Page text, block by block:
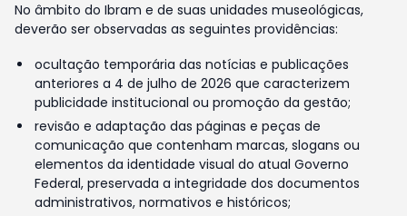
No âmbito do Ibram e de suas unidades museológicas,
deverão ser observadas as seguintes providências:
ocultação temporária das notícias e publicações
anteriores a 4 de julho de 2026 que caracterizem
publicidade institucional ou promoção da gestão;
revisão e adaptação das páginas e peças de
comunicação que contenham marcas, slogans ou
elementos da identidade visual do atual Governo
Federal, preservada a integridade dos documentos
administrativos, normativos e históricos;